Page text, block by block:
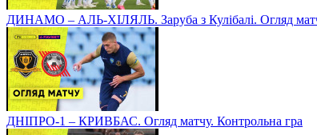
ДИНАМО – АЛЬ-ХІЛЯЛЬ. Заруба з Кулібалі. Огляд
ДНІПРО-1 – КРИВБАС. Огляд матчу. Контрольна гра